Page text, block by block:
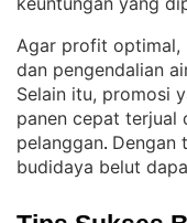
Agar profit optimal,
dan pengendalian
Selain itu, promosi
panen cepat terjual
pelanggan. Dengan
budidaya belut